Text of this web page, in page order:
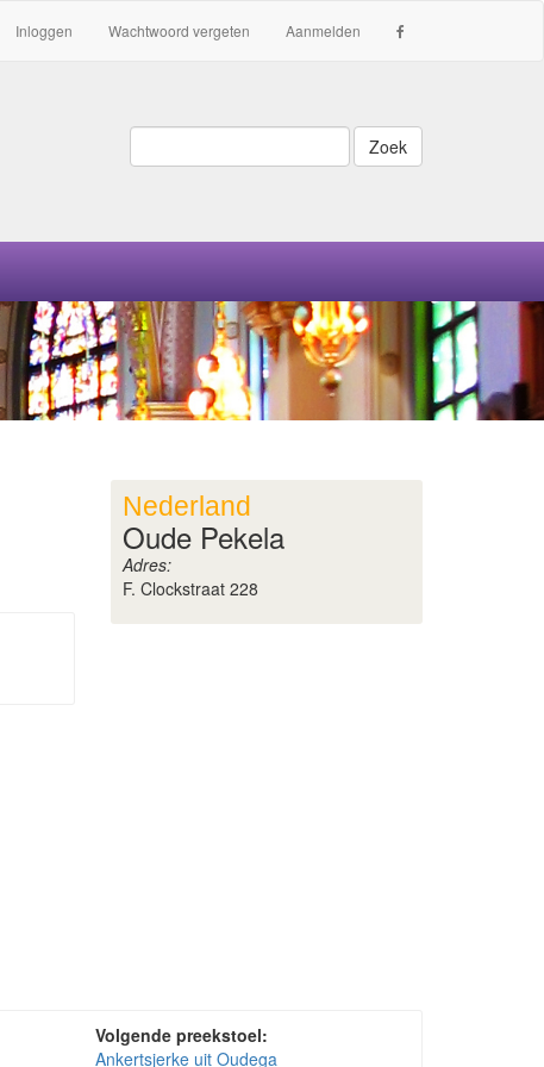
Inloggen Wachtwoord vergeten Aanmelden
Zoek
Nederland
Oude Pekela
Adres:
F. Clockstraat 228
Volgende preekstoel:
Ankertsjerke uit Oudega